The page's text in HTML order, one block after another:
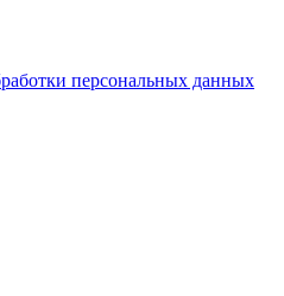
персональных данных